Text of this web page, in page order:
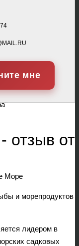
мне
отзыв от
и морепродуктов
лидером в
садковых